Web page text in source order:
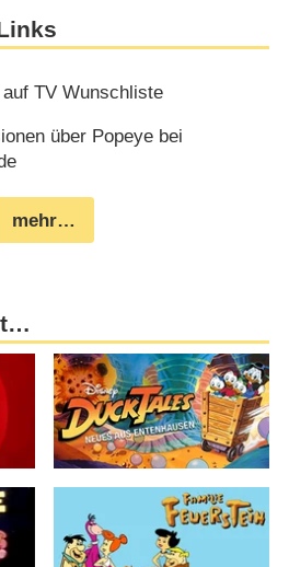
auf TV Wunschliste
über Popeye bei
mehr…